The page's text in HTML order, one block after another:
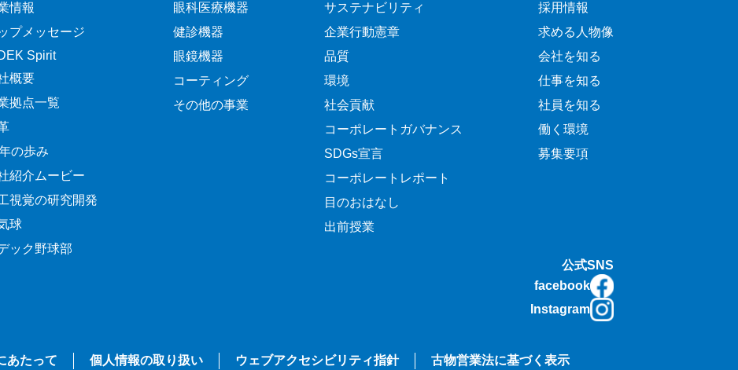
情報
プメッセージ
Spirit
概要
拠点一覧
の歩み
紹介ムービー
視覚の研究開発
球
ック野球部
眼科医療機器
健診機器
眼鏡機器
コーティング
その他の事業
サステナビリティ
企業行動憲章
品質
環境
社会貢献
コーポレートガバナンス
SDGs宣言
コーポレートレポート
目のおはなし
出前授業
採用情報
求める人物像
会社を知る
仕事を知る
社員を知る
働く環境
募集要項
公式SNS
facebook
Instagram
あたって 個人情報の取り扱い ウェブアクセシビリティ指針 古物営業法に基づく表示